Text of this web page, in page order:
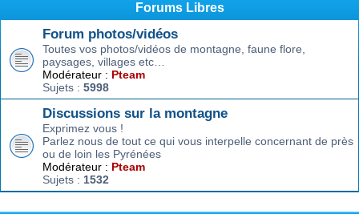
Forums Libres
Forum photos/vidéos
Toutes vos photos/vidéos de montagne, faune flore,
paysages, villages etc…
Modérateur : Pteam
Sujets : 5998
Discussions sur la montagne
Exprimez vous !
Parlez nous de tout ce qui vous interpelle concernant de près
ou de loin les Pyrénées
Modérateur : Pteam
Sujets : 1532